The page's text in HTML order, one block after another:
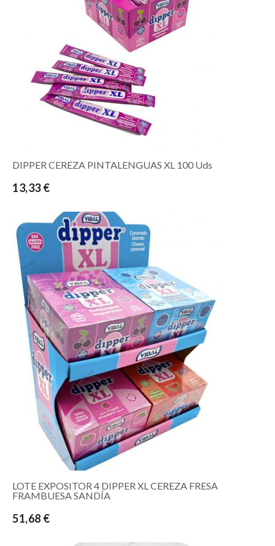
DIPPER CEREZA PINTALENGUAS XL 100 Uds
13,33 €
LOTE EXPOSITOR 4 DIPPER XL CEREZA FRESA
FRAMBUESA SANDÍA
51,68 €